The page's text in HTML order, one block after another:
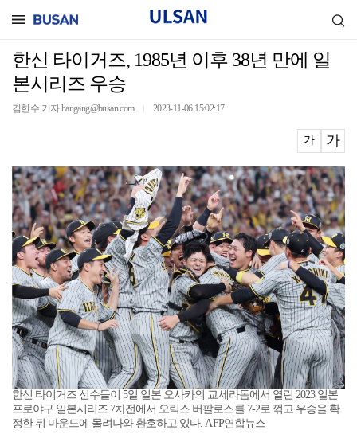
한신 타이거즈, 1985년 이후 38년 만에 일
본시리즈 우승
김한수 기자 hangang@busan.com 2023-11-06 15:02:17
가 가
한신 타이거즈 선수들이 5일 일본 오사카의 교세라돔에서 열린 2023 일본
프로야구 일본시리즈 7차전에서 오릭스 버팔로스를 7-2로 꺾고 우승을 확
정한 뒤 마운드에 몰려나와 환호하고 있다. AFP연합뉴스